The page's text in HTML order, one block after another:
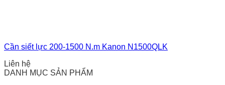
Cần siết lực 200-1500 N.m Kanon N1500QLK
Liên hệ
DANH MỤC SẢN PHẨM